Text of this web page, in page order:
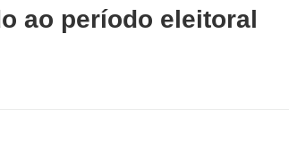
ao período eleitoral